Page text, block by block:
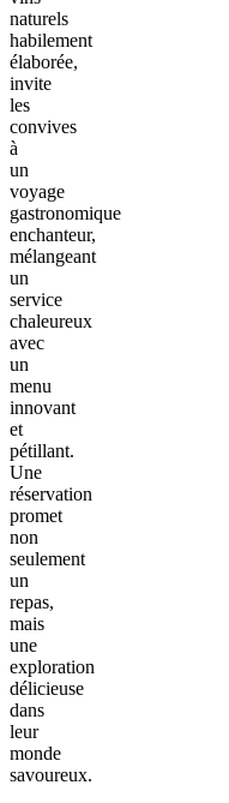
naturels
habilement
élaborée,
invite
les
convives
à
un
voyage
gastronomique
enchanteur,
mélangeant
un
service
chaleureux
avec
un
menu
innovant
et
pétillant.
Une
réservation
promet
non
seulement
un
repas,
mais
une
exploration
délicieuse
dans
leur
monde
savoureux.